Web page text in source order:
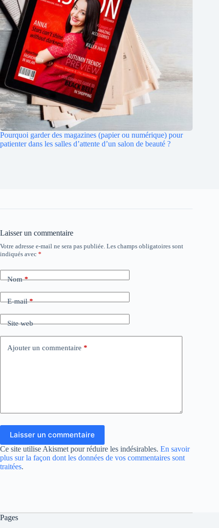
Pourquoi garder des magazines (papier ou numérique) pour
patienter dans les salles d’attente d’un salon de beauté ?
Laisser un commentaire
Votre adresse e-mail ne sera pas publiée. Les champs obligatoires sont
indiqués avec *
Nom*
E-mail*
Site web
Ajouter un commentaire *
Laisser un commentaire
Ce site utilise Akismet pour réduire les indésirables. En savoir
plus sur la façon dont les données de vos commentaires sont
traitées.
Pages